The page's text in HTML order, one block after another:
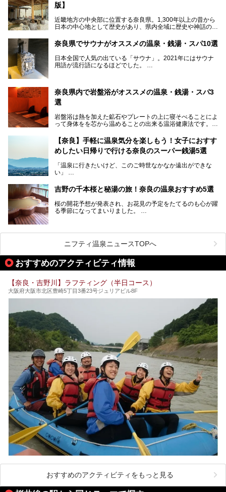
版】
近畿地方の中央部に位置する奈良県。1,300年以上の昔から
日本の中心地として歴史があり、県内全域に歴史や神話の舞
界遺産があり、古代をそこかしこに感じられる地域です。
そんな奈良県のスーパー銭湯は、便利な街中にある施設か
ら、険しい山中にある秘湯までバラエティ豊か。ここでは、
奈良県で評判のスーパー銭湯をご紹介します。
奈良県でサウナがオススメの温泉・銭湯・スパ10選
日本全国で人気の出ている「サウナ」。2021年にはサウナ
用語が流行語になるほどでした。
中心部に近いサウナや郊外にあるアウトドアフィンランド式
サウナなど種類も豊富です。
奈良県にあるサウナでリフレッシュしませんか？
奈良県内で岩盤浴がオススメの温泉・銭湯・スパ3
選
岩盤浴は熱を加えた鉱石やプレートの上に寝そべることによ
って身体をを芯から温めることの出来る温浴健康法です。じ
果だけではなく、代謝が高まり健康や美容にも良い影響が期
待できます。今回はそんな岩盤浴にこだわった、奈良県内の
オススメ温泉・銭湯・スパ3ヶ所を紹介させていただきま
【奈良】手軽に温泉気分を楽しもう！女子におすす
めしたい日帰りで行ける奈良のスーパー銭湯5選
「温泉に行きたいけど、このご時世なかなか遠出ができな
い」
そんな方も多いのではないでしょうか？
お宿に泊まって観光地を巡るような温泉旅行がしたいけど、
まとまった時間が取れない時もありますよね。
芯までじんわり温まってリラックス効果も抜群。
今回は、奈良で行けるおすすめのスーパー銭湯を5つご紹介
したいと思います。
吉野の千本桜と秘湯の旅！奈良の温泉おすすめ5選
桜の開花予想が発表され、お花見の予定をたてるのも心が躍
る季節になってまいりました。
まれるくらい日本人の心を捉えて離さない名所中の名所があ
ります。それは奈良県の吉野山。
す。また吉野山を含む「紀伊山地の霊場と参詣道」はユネス
コの世界遺産に登録されており、修験道の霊場として荘厳な
開湯300年と歴史のある霊験あらたかな吉野の湯で、春を感
じる湯治の旅はいかがでしょう。
今回は奈良県吉野のおすすめ温泉を紹介いたします！
ニフティ温泉ニュースTOPへ
おすすめのアクティビティ情報
【奈良・吉野川】ラフティング（半日コース）
大阪府大阪市北区豊崎5丁目3番23号ジュリアビル8F
おすすめのアクティビティをもっと見る